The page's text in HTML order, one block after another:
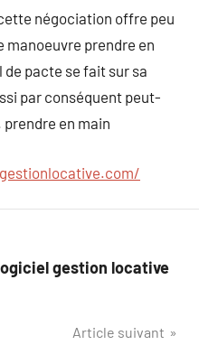
négociation offre peu
manoeuvre prendre en
de pacte se fait sur sa
par conséquent peut-
en main
gestion locative
Article suivant